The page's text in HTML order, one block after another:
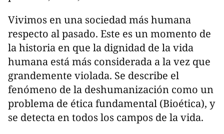
Vivimos en una sociedad más humana
respecto al pasado. Este es un momento de
la historia en que la dignidad de la vida
humana está más considerada a la vez que
grandemente violada. Se describe el
fenómeno de la deshumanización como un
problema de ética fundamental (Bioética), y
se detecta en todos los campos de la vida.